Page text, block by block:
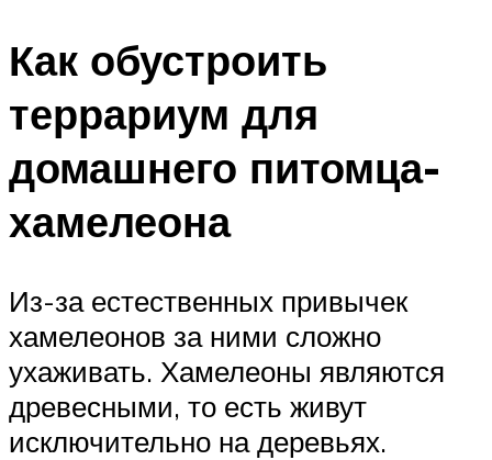
Как обустроить
террариум для
домашнего питомца-
хамелеона
Из-за естественных привычек
хамелеонов за ними сложно
ухаживать. Хамелеоны являются
древесными, то есть живут
исключительно на деревьях.